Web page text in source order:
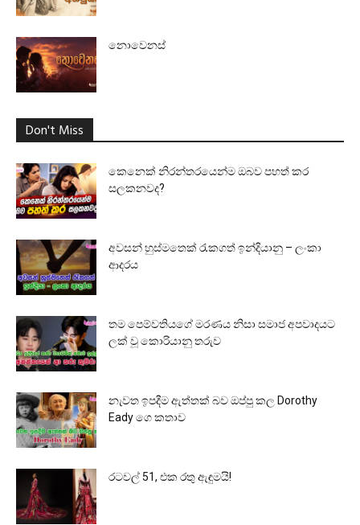
නොවෙනස්
Don't Miss
කෙනෙක් නිරන්තරයෙන්ම ඔබව පහත් කර
සලකනවද?
අවසන් හුස්මතෙක් රැකගත් ඉන්දියානු – ලංකා
ආදරය
තම පෙම්වතියගේ මරණය නිසා සමාජ අපවාදයට
ලක් වූ කොරියානු තරුව
නැවත ඉපදීම ඇත්තක් බව ඔප්පු කල Dorothy
Eady ගෙ කතාව
රටවල් 51, එක රතු ඇඳුමයි!